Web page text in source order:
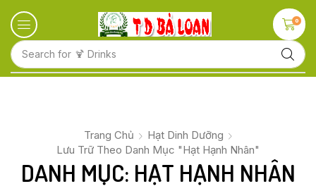
Search for 🍋 Fruits
0
Trang Chủ
Hạt Dinh Dưỡng
Lưu Trữ Theo Danh Mục "Hạt Hạnh Nhân"
DANH MỤC: HẠT HẠNH NHÂN